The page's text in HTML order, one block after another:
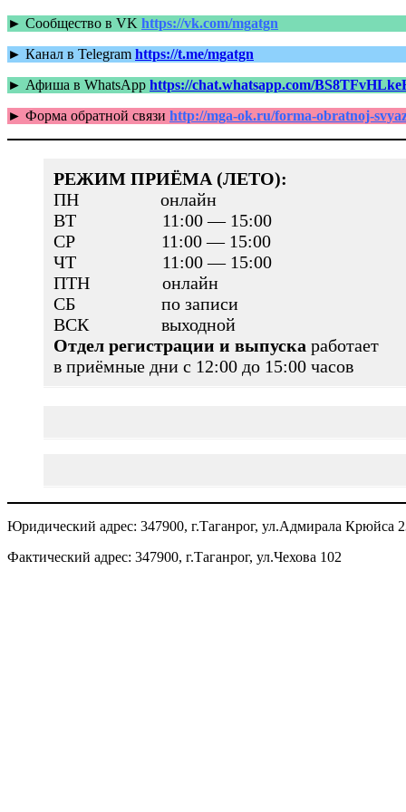
► Сообщество в VK https://vk.com/mgatgn
► Канал в Telegram https://t.me/mgatgn
► Афиша в WhatsApp https://chat.whatsapp.com/
► Форма обратной связи http://mga-ok.ru/forma-obratnoj-
РЕЖИМ ПРИЁМА (ЛЕТО):
ПН онлайн
ВТ 11:00 — 15:00
СР 11:00 — 15:00
ЧТ 11:00 — 15:00
ПТН онлайн
СБ по записи
ВСК выходной
Отдел регистрации и выпуска работает
в приёмные дни с 12:00 до 15:00 часов
Юридический адрес: 347900, г.Таганрог, ул.Адмирала Крюйса
Фактический адрес: 347900, г.Таганрог, ул.Чехова 102